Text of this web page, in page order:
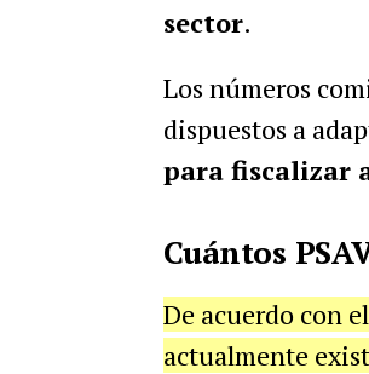
sector.
Los números
dispuestos a
para fiscalizar
Cuántos
De acuerdo con
actualmente